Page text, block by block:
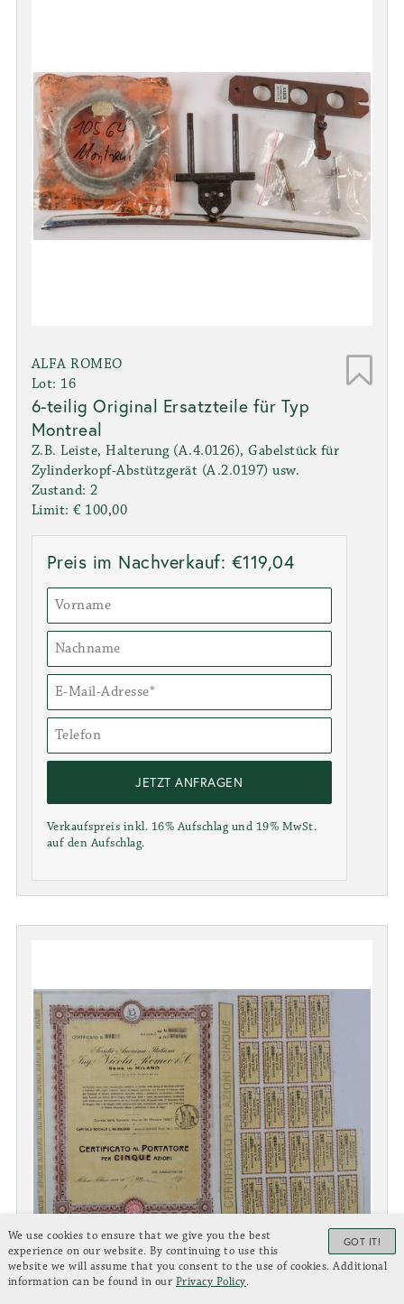
ALFA ROMEO
Lot: 16
6-teilig Original Ersatzteile für Typ
Montreal
Z.B. Leiste, Halterung (A.4.0126), Gabelstück für
Zylinderkopf-Abstützgerät (A.2.0197) usw.
Zustand: 2
Limit: € 100,00
Preis im Nachverkauf: €119,04
JETZT ANFRAGEN
Verkaufspreis inkl. 16% Aufschlag und 19% MwSt.
auf den Aufschlag.
GOT IT!
We use cookies to ensure that we give you the best
experience on our website. By continuing to use this
website we will assume that you consent to the use of cookies. Additional
information can be found in our Privacy Policy.